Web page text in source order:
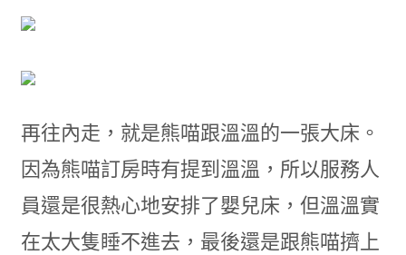
再往內走，就是熊喵跟溫溫的一張大床。
因為熊喵訂房時有提到溫溫，所以服務人
員還是很熱心地安排了嬰兒床，但溫溫實
在太大隻睡不進去，最後還是跟熊喵擠上